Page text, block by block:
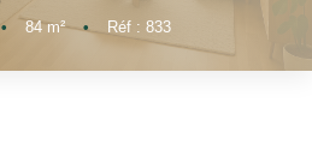
Energie
• 84m² • Réf : 833